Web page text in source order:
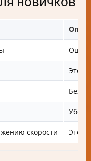
Это
Без
скорости Это